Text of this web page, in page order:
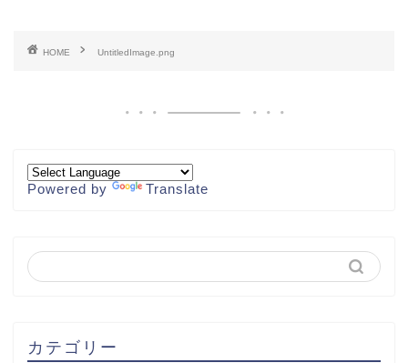
HOME UntitledImage.png
Powered by Translate
カテゴリー